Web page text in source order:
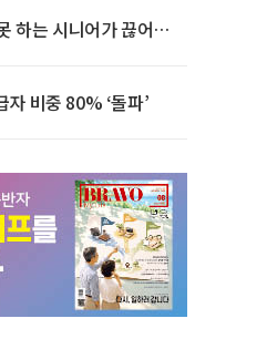
는 시니어가 끊어야
비중 80% ‘돌파’